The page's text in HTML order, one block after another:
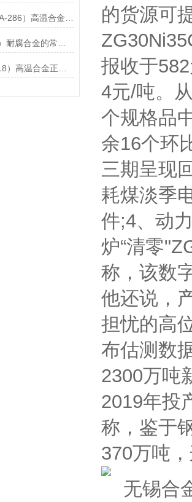
的货源可
报收于
4元/吨。
个规格品
余16个环
三期呈现
耗煤淡季
件;4、动
炉“清零
称，该数
他还说，
担忧的高
布估测数
2300万吨
2019年投
称，鉴于
370万吨
无锡合